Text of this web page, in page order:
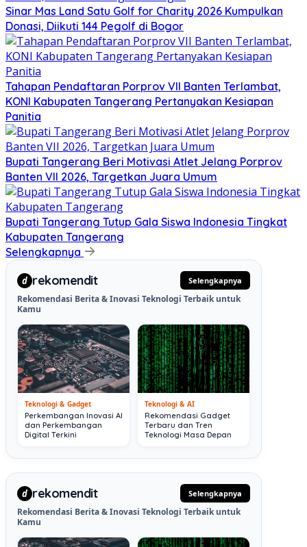
Sinar Mas Land Satu Golf for Charity 2026 Kumpulkan
Donasi, Diikuti 144 Pegolf di Bogor
Tahapan Pendaftaran Porprov VII Banten Terlambat,
KONI Kabupaten Tangerang Pertanyakan Kesiapan
Panitia
Bupati Tangerang Beri Motivasi Atlet Jelang Porprov
Banten VII 2026, Targetkan Juara Umum
Bupati Tangerang Tutup Gala Siswa Indonesia Tingkat
Kabupaten Tangerang
Selengkapnya
d rekomendit Selengkapnya
Rekomendasi Berita & Inovasi Teknologi Terbaik untuk
Kamu
Teknologi & Gadget
Perkembangan Inovasi AI
dan Perkembangan
Digital Terkini
Teknologi & AI
Rekomendasi Gadget
Terbaru dan Tren
Teknologi Masa Depan
d rekomendit Selengkapnya
Rekomendasi Berita & Inovasi Teknologi Terbaik untuk
Kamu